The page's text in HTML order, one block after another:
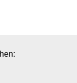
Optionen